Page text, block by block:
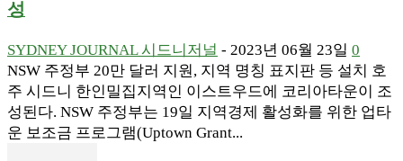
성
SYDNEY JOURNAL 시드니저널 - 2023년 06월 23일 0
NSW 주정부 20만 달러 지원, 지역 명칭 표지판 등 설치 호
주 시드니 한인밀집지역인 이스트우드에 코리아타운이 조
성된다. NSW 주정부는 19일 지역경제 활성화를 위한 업타
운 보조금 프로그램(Uptown Grant...